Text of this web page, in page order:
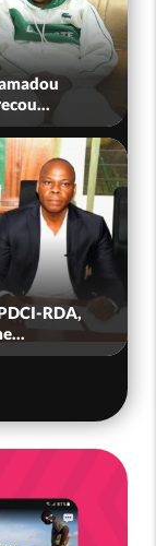
RDA,